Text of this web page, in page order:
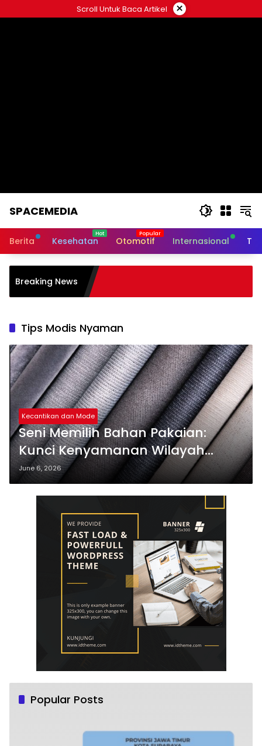
to
Scroll Untuk Baca Artikel ×
SPACEMEDIA
Berita Kesehatan Otomotif Internasional
Breaking News
Transformasi
Tips Modis Nyaman
Kecantikan dan Mode
Seni Memilih Bahan Pakaian:
Kunci Kenyamanan Wilayah
Tropis
June 6, 2026
Popular Posts